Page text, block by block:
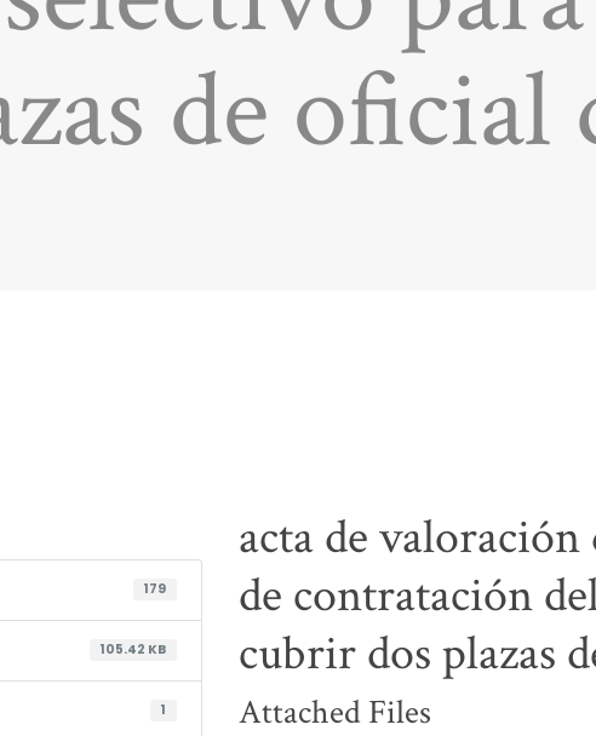
de oficial
179
105.42 KB
1
acta de
de contratación
cubrir dos plazas
Attached Files